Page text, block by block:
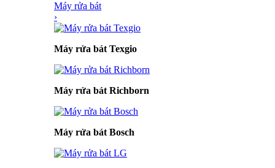
Máy rửa bát
›
Máy rửa bát Texgio
Máy rửa bát Richborn
Máy rửa bát Bosch